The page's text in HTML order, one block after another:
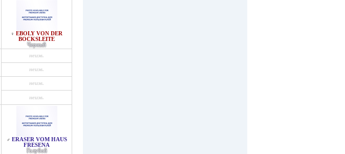
♀ EBOLY VON DER
BOCKSLEITE
Черный
неизв.
неизв.
неизв.
неизв.
♂ ERASER VOM HAUS
FRESENA
Голубой